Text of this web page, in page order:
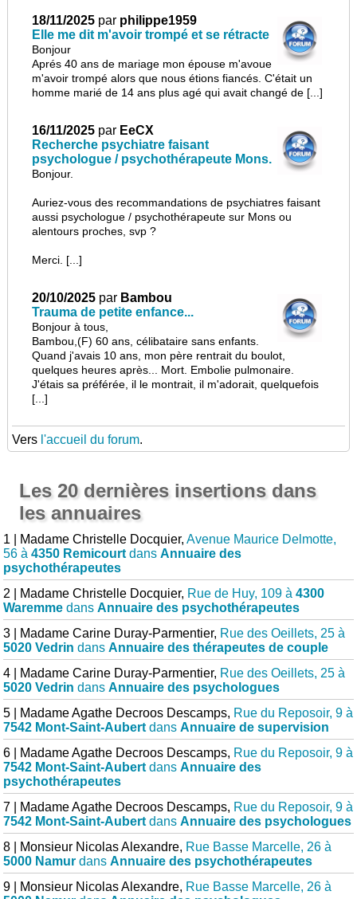
18/11/2025 par philippe1959
Elle me dit m'avoir trompé et se rétracte
Bonjour
Aprés 40 ans de mariage mon épouse m'avoue
m'avoir trompé alors que nous étions fiancés. C'était un
homme marié de 14 ans plus agé qui avait changé de [...]
16/11/2025 par EeCX
Recherche psychiatre faisant
psychologue / psychothérapeute Mons.
Bonjour.
Auriez-vous des recommandations de psychiatres faisant
aussi psychologue / psychothérapeute sur Mons ou
alentours proches, svp ?
Merci. [...]
20/10/2025 par Bambou
Trauma de petite enfance...
Bonjour à tous,
Bambou,(F) 60 ans, célibataire sans enfants.
Quand j'avais 10 ans, mon père rentrait du boulot,
quelques heures après... Mort. Embolie pulmonaire.
J'étais sa préférée, il le montrait, il m'adorait, quelquefois
[...]
Vers l'accueil du forum.
Les 20 dernières insertions dans
les annuaires
1 | Madame Christelle Docquier,Avenue Maurice Delmotte,
56 à4350 Remicourt dansAnnuaire des
psychothérapeutes
2 | Madame Christelle Docquier, Rue de Huy, 109 à4300
Waremme dansAnnuaire des psychothérapeutes
3 | Madame Carine Duray-Parmentier, Rue des Oeillets, 25 à
5020 Vedrin dansAnnuaire des thérapeutes de couple
4 | Madame Carine Duray-Parmentier, Rue des Oeillets, 25 à
5020 Vedrin dansAnnuaire des psychologues
5 | Madame Agathe Decroos Descamps, Rue du Reposoir, 9 à
7542 Mont-Saint-Aubert dansAnnuaire de supervision
6 | Madame Agathe Decroos Descamps, Rue du Reposoir, 9 à
7542 Mont-Saint-Aubert dansAnnuaire des
psychothérapeutes
7 | Madame Agathe Decroos Descamps, Rue du Reposoir, 9 à
7542 Mont-Saint-Aubert dansAnnuaire des psychologues
8 | Monsieur Nicolas Alexandre, Rue Basse Marcelle, 26 à
5000 Namur dansAnnuaire des psychothérapeutes
9 | Monsieur Nicolas Alexandre, Rue Basse Marcelle, 26 à